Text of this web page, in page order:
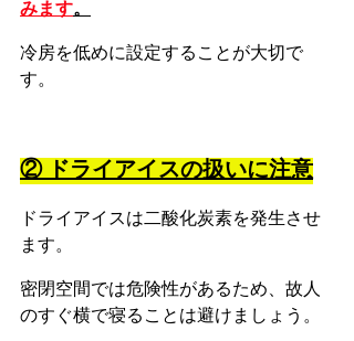
みます。
冷房を低めに設定することが大切で
す。
② ドライアイスの扱いに注意
ドライアイスは二酸化炭素を発生させ
ます。
密閉空間では危険性があるため、故人
のすぐ横で寝ることは避けましょう。